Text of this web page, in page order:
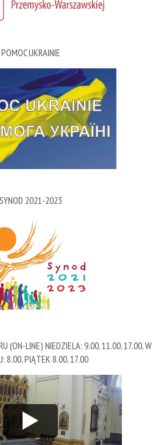
POMOC UKRAINIE
SYNOD 2021-2023
(ON-LINE) NIEDZIELA: 9.00, 11.00, 17.00, W
8.00, PIĄTEK 8.00, 17.00